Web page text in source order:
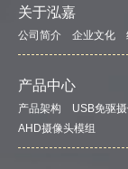
关于泓嘉
公司简介 企业文化
产品中心
产品架构 USB免驱
AHD摄像头模组